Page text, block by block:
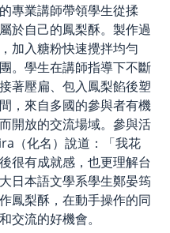
專業講師帶領學生從揉
於自己的鳳梨酥。製作過
加入糖粉快速攪拌均勻
。學生在講師指導下不斷
著壓扁、包入鳳梨餡後塑
，來自多國的參與者有機
開放的交流場域。參與活
（化名）說道：「我花
很有成就感，也更理解台
日本語文學系學生鄭晏筠
鳳梨酥，在動手操作的同
交流的好機會。